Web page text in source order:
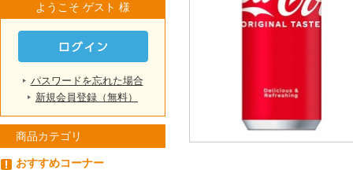
ようこそ ゲスト 様
パスワードを忘れた場合
新規会員登録（無料）
商品カテゴリ
おすすめコーナー